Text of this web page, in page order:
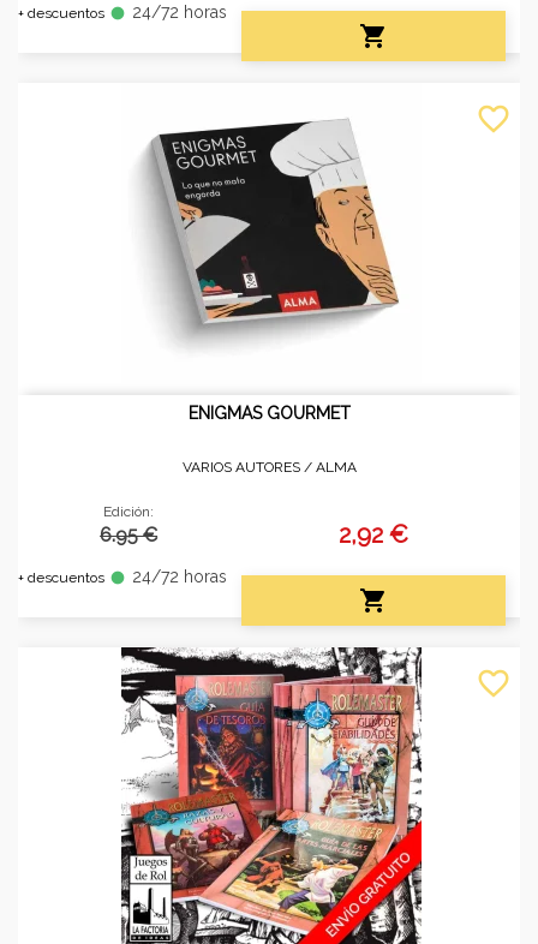
+ descuentos fiber_manual_record 24/72 horas

ENIGMAS GOURMET
VARIOS AUTORES / ALMA
Edición:
6.95 €
+ descuentos fiber_manual_record 24/72 horas
2,92 €

favorite_border
favorite_border